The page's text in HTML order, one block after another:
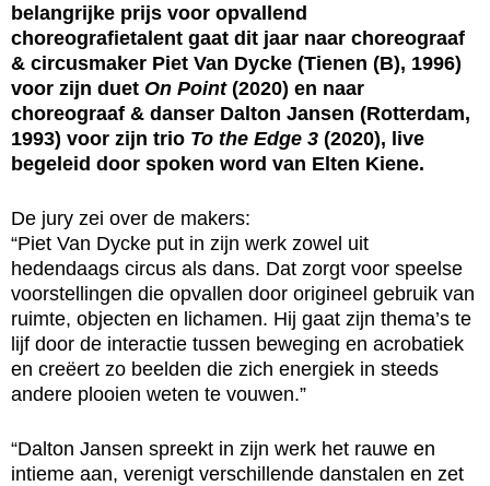
belangrijke prijs voor opvallend
choreografietalent gaat dit jaar naar choreograaf
& circusmaker Piet Van Dycke (Tienen (B), 1996)
voor zijn duet On Point(2020) en naar
choreograaf & danser Dalton Jansen (Rotterdam,
1993) voor zijn trio To the Edge 3 (2020), live
begeleid door spoken word van Elten Kiene.
De jury zei over de makers:
“Piet Van Dycke put in zijn werk zowel uit
hedendaags circus als dans. Dat zorgt voor speelse
voorstellingen die opvallen door origineel gebruik van
ruimte, objecten en lichamen. Hij gaat zijn thema’s te
lijf door de interactie tussen beweging en acrobatiek
en creëert zo beelden die zich energiek in steeds
andere plooien weten te vouwen.”
“Dalton Jansen spreekt in zijn werk het rauwe en
intieme aan, verenigt verschillende danstalen en zet